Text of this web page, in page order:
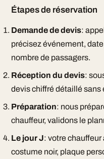
Étapes de réservation
Demande de devis:
précisez événement,
nombre de passagers.
Réception du devis:
devis chiffré détaillé sans
Préparation: nous
chauffeur, validons le
Le jour J: votre chauffeur
costume noir, plaque